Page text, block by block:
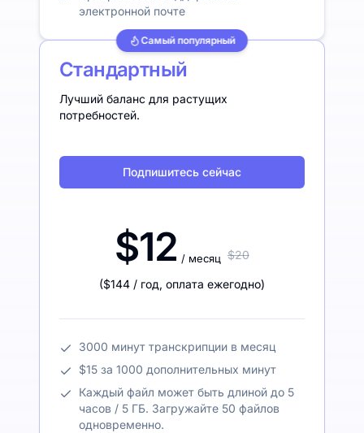
электронной почте
Самый популярный
Стандартный
Лучший баланс для растущих
потребностей.
Подпишитесь сейчас
$12 / месяц $20
($144 / год, оплата ежегодно)
3000 минут транскрипции в месяц
$15 за 1000 дополнительных минут
Каждый файл может быть длиной до 5
часов / 5 ГБ. Загружайте 50 файлов
одновременно.